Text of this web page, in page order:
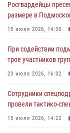
(видео)
03 августа 2026, 15:32
«семейным
03 августа 2026, 15:08
Росгвардейцы
размере в
15 июля 2026, 14:30
При содействии
трое участников
23 июля 2026, 16:02
Сотрудники
провели тактико-
15 июля 2026, 14:22